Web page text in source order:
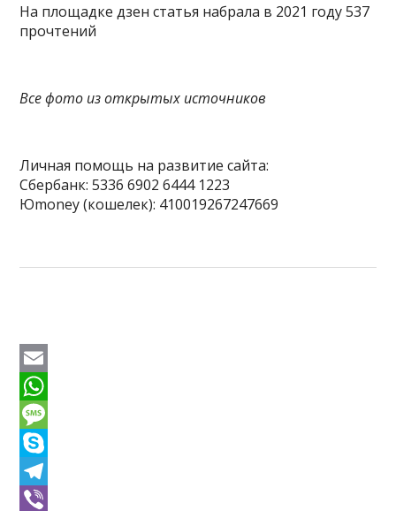
На площадке дзен статья набрала в 2021 году 537
прочтений
Все фото из открытых источников
Личная помощь на развитие сайта:
Сбербанк: 5336 6902 6444 1223
Юmoney (кошелек): 410019267247669
E
m
a
W
h
a
t
M
e
s
S
k
T